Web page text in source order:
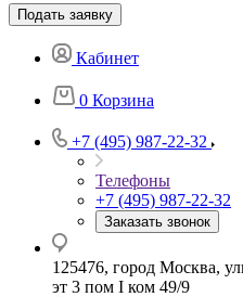
Подать заявку
Кабинет
0 Корзина
+7 (495) 987-22-32
Телефоны
+7 (495) 987-22-32
Заказать звонок
125476, город Москва,
эт 3 пом I ком 49/9